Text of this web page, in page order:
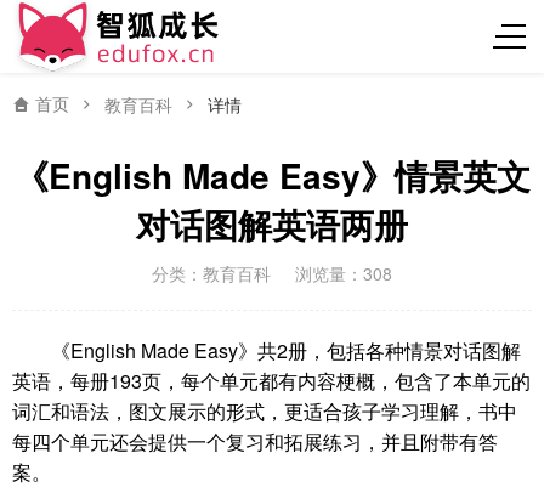
首页 教育百科 详情
《English Made Easy》情景英文
对话图解英语两册
分类： 教育百科 浏览量：308
《English Made Easy》共2册，包括各种情景对话图解
英语，每册193页，每个单元都有内容梗概，包含了本单元的
词汇和语法，图文展示的形式，更适合孩子学习理解，书中
每四个单元还会提供一个复习和拓展练习，并且附带有答
案。